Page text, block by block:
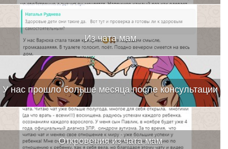
Из чата мам
У нас прошло больше месяца после консультации
Откровения из чата мам